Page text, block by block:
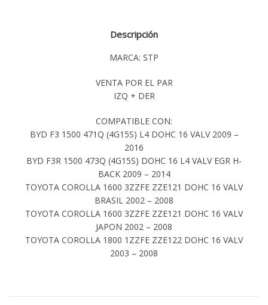
Descripción
MARCA: STP
VENTA POR EL PAR
IZQ + DER
COMPATIBLE CON:
BYD F3 1500 471Q (4G15S) L4 DOHC 16 VALV 2009 –
2016
BYD F3R 1500 473Q (4G15S) DOHC 16 L4 VALV EGR H-
BACK 2009 – 2014
TOYOTA COROLLA 1600 3ZZFE ZZE121 DOHC 16 VALV
BRASIL 2002 – 2008
TOYOTA COROLLA 1600 3ZZFE ZZE121 DOHC 16 VALV
JAPON 2002 – 2008
TOYOTA COROLLA 1800 1ZZFE ZZE122 DOHC 16 VALV
2003 – 2008